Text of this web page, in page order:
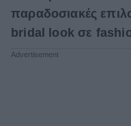
παραδοσιακές
bridal look σε